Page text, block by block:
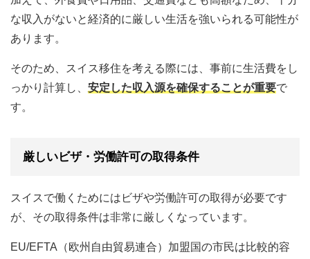
な収入がないと経済的に厳しい生活を強いられる可能性が
あります。
そのため、スイス移住を考える際には、事前に生活費をし
っかり計算し、 安定した収入源を確保することが重要で
す。
厳しいビザ・労働許可の取得条件
スイスで働くためにはビザや労働許可の取得が必要です
が、その取得条件は非常に厳しくなっています。
EU/EFTA（欧州自由貿易連合）加盟国の市民は比較的容